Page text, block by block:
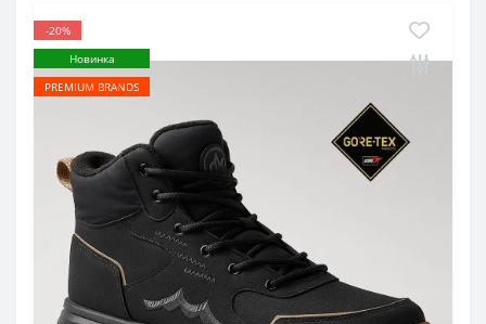
-20%
Новинка
PREMIUM BRANDS